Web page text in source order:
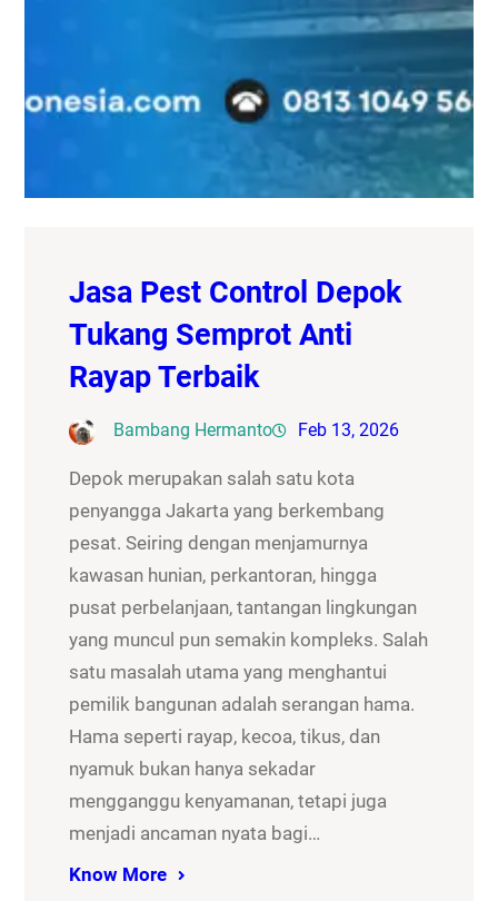
Jasa Pest Control Depok
Tukang Semprot Anti
Rayap Terbaik
Bambang Hermanto Feb 13, 2026
Depok merupakan salah satu kota
penyangga Jakarta yang berkembang
pesat. Seiring dengan menjamurnya
kawasan hunian, perkantoran, hingga
pusat perbelanjaan, tantangan lingkungan
yang muncul pun semakin kompleks. Salah
satu masalah utama yang menghantui
pemilik bangunan adalah serangan hama.
Hama seperti rayap, kecoa, tikus, dan
nyamuk bukan hanya sekadar
mengganggu kenyamanan, tetapi juga
menjadi ancaman nyata bagi…
Know More